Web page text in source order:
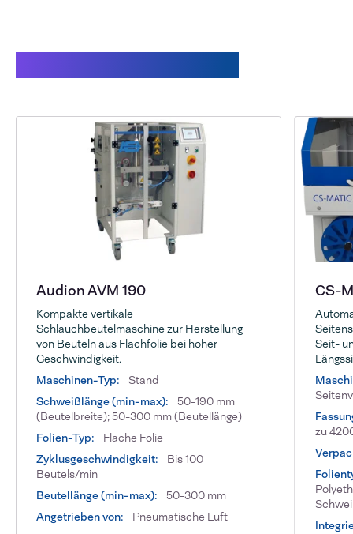
Audion AVM 190
Kompakte vertikale
Schlauchbeutelmaschine zur Herstellung
von Beuteln aus Flachfolie bei hoher
Geschwindigkeit.
Maschinen-Typ:
Stand
Schweißlänge (min-max):
50-190 mm
(Beutelbreite); 50-300 mm (Beutellänge)
Folien-Typ:
Flache Folie
Zyklusgeschwindigkeit:
Bis 100
Beutels/min
Beutellänge (min-max):
50-300 mm
Angetrieben von:
Pneumatische Luft
CS-
Seit-
zu